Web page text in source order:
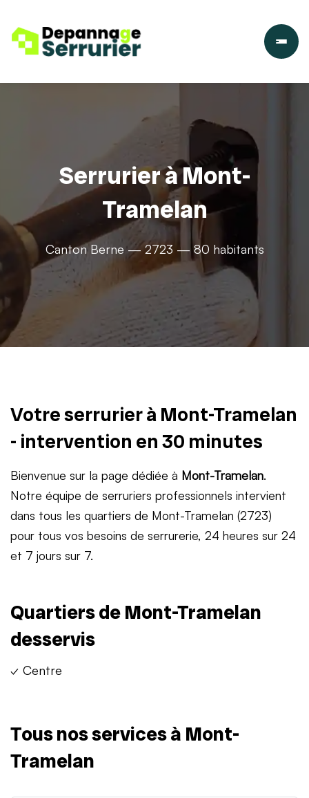
Serrurier à Mont-
Tramelan
Canton Berne — 2723 — 80 habitants
Votre serrurier à Mont-Tramelan
- intervention en 30 minutes
Bienvenue sur la page dédiée à Mont-Tramelan.
Notre équipe de serruriers professionnels intervient
dans tous les quartiers de Mont-Tramelan (2723)
pour tous vos besoins de serrurerie, 24 heures sur 24
et 7 jours sur 7.
Quartiers de Mont-Tramelan
desservis
✓ Centre
Tous nos services à Mont-
Tramelan